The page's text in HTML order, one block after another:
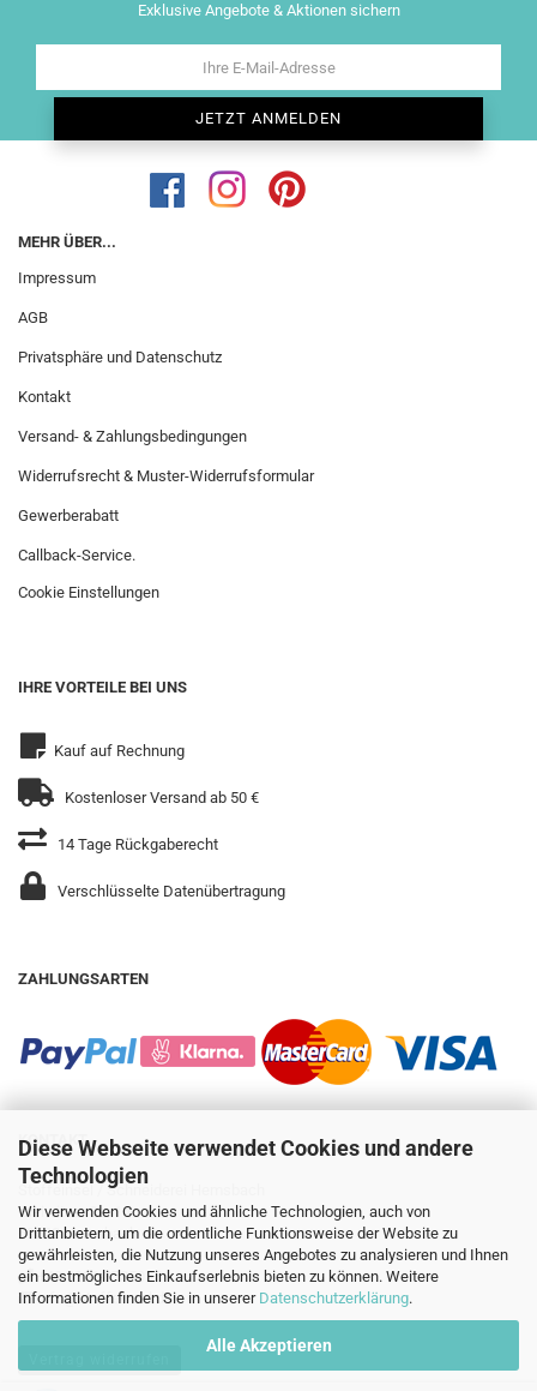
Diese Webseite verwendet Cookies und andere
Technologien
Wir verwenden Cookies und ähnliche Technologien, auch von
Drittanbietern, um die ordentliche Funktionsweise der Website zu
gewährleisten, die Nutzung unseres Angebotes zu analysieren und Ihnen
ein bestmögliches Einkaufserlebnis bieten zu können. Weitere
Informationen finden Sie in unserer Datenschutzerklärung.
Alle Akzeptieren
Exklusive Angebote & Aktionen sichern
MEHR ÜBER...
Impressum
AGB
Privatsphäre und Datenschutz
Kontakt
Versand- & Zahlungsbedingungen
Widerrufsrecht & Muster-Widerrufsformular
Gewerberabatt
Callback-Service.
Cookie Einstellungen
IHRE VORTEILE BEI UNS
Kauf auf Rechnung
Kostenloser Versand ab 50 €
14 Tage Rückgaberecht
Verschlüsselte Datenübertragung
ZAHLUNGSARTEN
KONTAKT
Stoffeinsel / Schneiderei Hemsbach
Gleiwitzer Str. 14
69502 Hemsbach
+49 6201 8735035
info@stoffeinsel.de